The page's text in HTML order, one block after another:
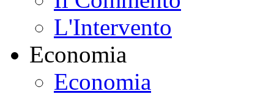
L'Intervento
Economia
Economia